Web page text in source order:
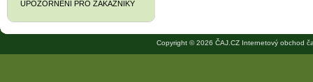
UPOZORNĚNÍ PRO ZÁKAZNÍKY
Copyright © 2026 ČAJ.CZ Internetový obchod